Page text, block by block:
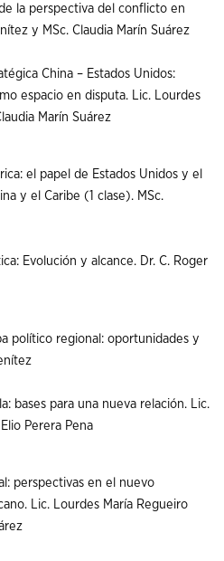
la perspectiva del conflicto en
y MSc. Claudia Marín Suárez
China – Estados Unidos:
espacio en disputa. Lic. Lourdes
Marín Suárez
el papel de Estados Unidos y el
y el Caribe (1 clase). MSc.
Evolución y alcance. Dr. C. Roger
político regional: oportunidades y
bases para una nueva relación. Lic.
Perera Pena
perspectivas en el nuevo
Lic. Lourdes María Regueiro